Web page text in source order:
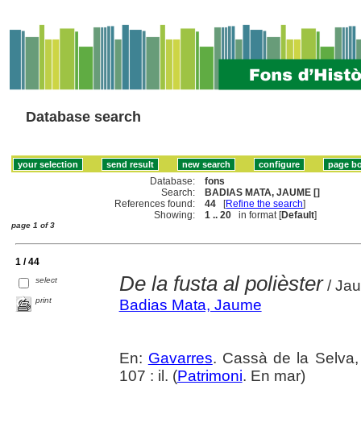
Database search
Database:
fons
Search:
BADIAS MATA, JAUME []
References found:
44 [Refine the search]
Showing:
1 .. 20 in format [Default]
page 1 of 3
1 / 44
select
print
De la fusta al polièster/
Badias Mata, Jaume
En: Gavarres. Cassà de la
107 : il. (Patrimoni. En mar)